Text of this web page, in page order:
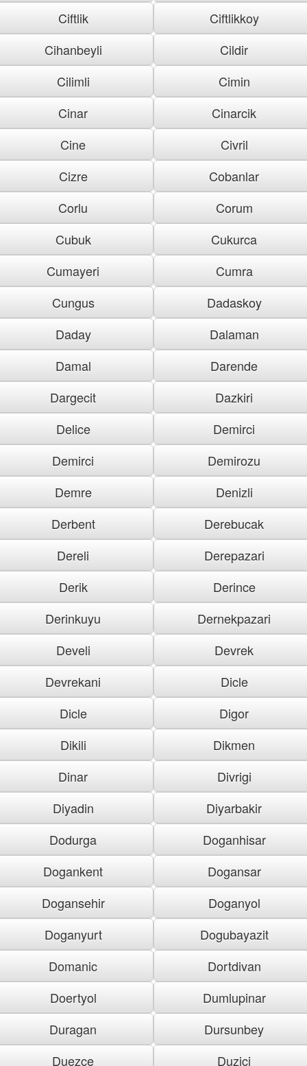
Ciftlik
Ciftlikkoy
Cihanbeyli
Cildir
Cilimli
Cimin
Cinar
Cinarcik
Cine
Civril
Cizre
Cobanlar
Corlu
Corum
Cubuk
Cukurca
Cumayeri
Cumra
Cungus
Dadaskoy
Daday
Dalaman
Damal
Darende
Dargecit
Dazkiri
Delice
Demirci
Demirci
Demirozu
Demre
Denizli
Derbent
Derebucak
Dereli
Derepazari
Derik
Derince
Derinkuyu
Dernekpazari
Develi
Devrek
Devrekani
Dicle
Dicle
Digor
Dikili
Dikmen
Dinar
Divrigi
Diyadin
Diyarbakir
Dodurga
Doganhisar
Dogankent
Dogansar
Dogansehir
Doganyol
Doganyurt
Dogubayazit
Domanic
Dortdivan
Doertyol
Dumlupinar
Duragan
Dursunbey
Duezce
Duzici